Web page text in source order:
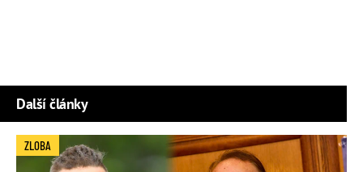
Další články
ZLOBA